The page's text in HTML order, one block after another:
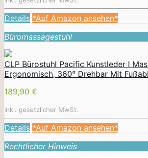
Details *Auf Amazon ansehen*
Büromassagestuhl
CLP Bürostuhl Pacific Kunstleder I
Ergonomisch, 360° Drehbar Mit
189,90 €
inkl. gesetzlicher MwSt.
Details *Auf Amazon ansehen*
Rechtlicher Hinweis